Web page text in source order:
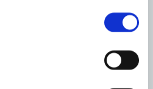
und Daten, die uns vom
für Vollständigkeit, Richtigkeit
Legalität der Immobilie. Die